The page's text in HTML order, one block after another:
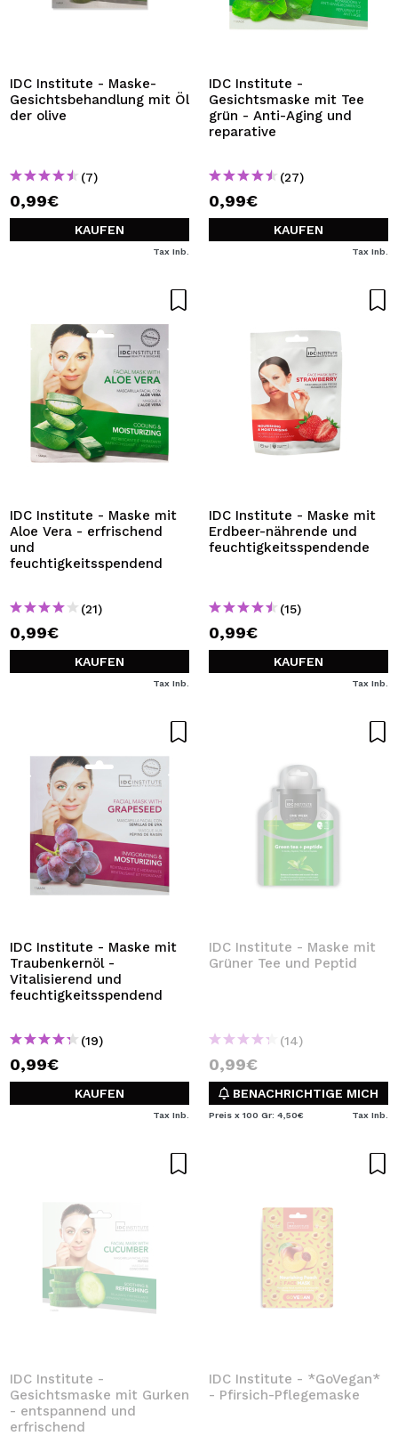
IDC Institute - Maske-
Gesichtsbehandlung mit Öl
der olive
(7)
0,99€
KAUFEN
Tax Inb.
IDC Institute -
Gesichtsmaske mit Tee
grün - Anti-Aging und
reparative
(27)
0,99€
KAUFEN
Tax Inb.
IDC Institute - Maske mit
Aloe Vera - erfrischend
und
feuchtigkeitsspendend
(21)
0,99€
KAUFEN
Tax Inb.
IDC Institute - Maske mit
Erdbeer-nährende und
feuchtigkeitsspendende
(15)
0,99€
KAUFEN
Tax Inb.
IDC Institute - Maske mit
Traubenkernöl -
Vitalisierend und
feuchtigkeitsspendend
(19)
0,99€
KAUFEN
Tax Inb.
IDC Institute - Maske mit
Grüner Tee und Peptid
(14)
0,99€
BENACHRICHTIGE MICH
Preis x 100 Gr: 4,50€ Tax Inb.
IDC Institute -
Gesichtsmaske mit Gurken
- entspannend und
erfrischend
IDC Institute - *GoVegan*
- Pfirsich-Pflegemaske